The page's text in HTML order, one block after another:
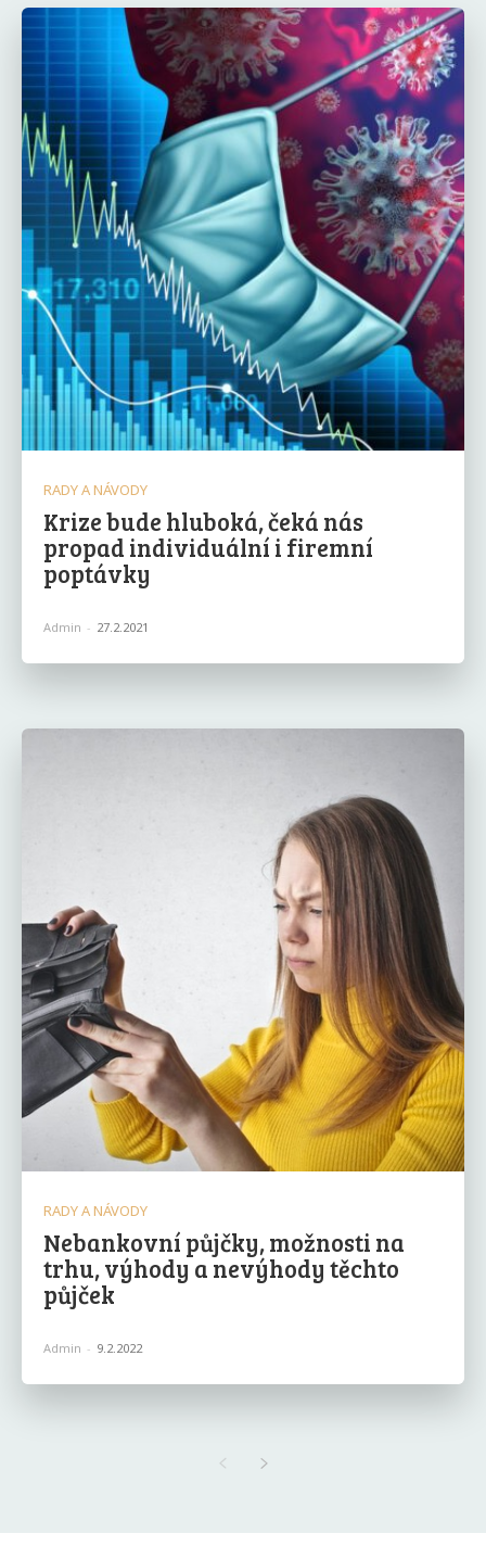
RADY A NÁVODY
Krize bude hluboká, čeká nás
propad individuální i firemní
poptávky
Admin - 27.2.2021
RADY A NÁVODY
Nebankovní půjčky, možnosti na
trhu, výhody a nevýhody těchto
půjček
Admin - 9.2.2022